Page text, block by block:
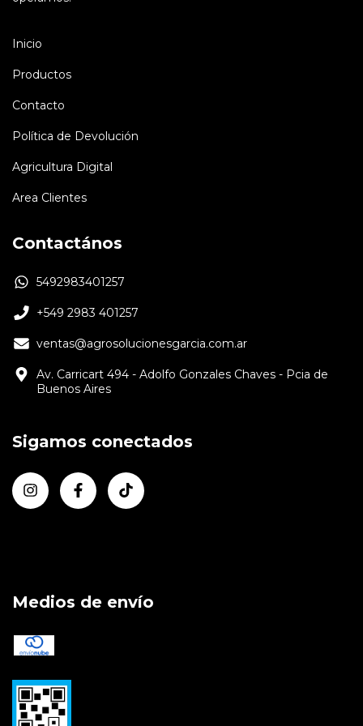
Inicio
Productos
Contacto
Política de Devolución
Agricultura Digital
Area Clientes
Contactános
5492983401257
+549 2983 401257
ventas@agrosolucionesgarcia.com.ar
Av. Carricart 494 - Adolfo Gonzales Chaves - Pcia de
Buenos Aires
Sigamos conectados
Medios de envío